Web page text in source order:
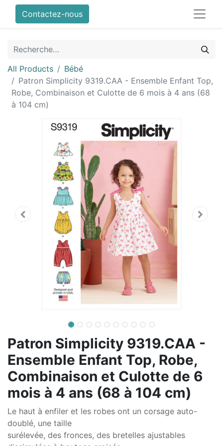
Contactez-nous
All Products
Bébé
Patron Simplicity 9319.CAA - Ensemble Enfant Top,
Robe, Combinaison et Culotte de 6 mois à 4 ans (68
à 104 cm)
Patron Simplicity 9319.CAA -
Ensemble Enfant Top, Robe,
Combinaison et Culotte de 6
mois à 4 ans (68 à 104 cm)
Le haut à enfiler et les robes ont un corsage auto-
doublé, une taille
surélevée, des fronces, des bretelles ajustables